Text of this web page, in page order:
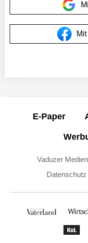
E-Paper
Vaduzer
Datenschutz